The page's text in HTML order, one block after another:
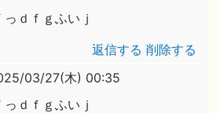
ｄｆｇふいｊ
返信する 削除する
03/27(木) 00:35
ｄｆｇふいｊ